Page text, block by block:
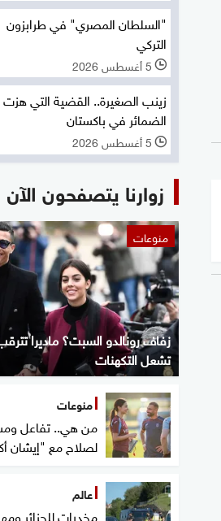
"السلطان المصري" في طرابزون
التركي
l 5 أغسطس 2026
زينب الصغيرة.. القضية التي هزت
الضمائر في باكستان
l 5 أغسطس 2026
زوارنا يتصفحون الآن
منوعات
زفاف رونالدو السبت؟ ماديرا
تشعل التكهنات
منوعات
من هي.. تفاعل
لصلاح مع "إيشان
عالم
مخدرات للجزائر